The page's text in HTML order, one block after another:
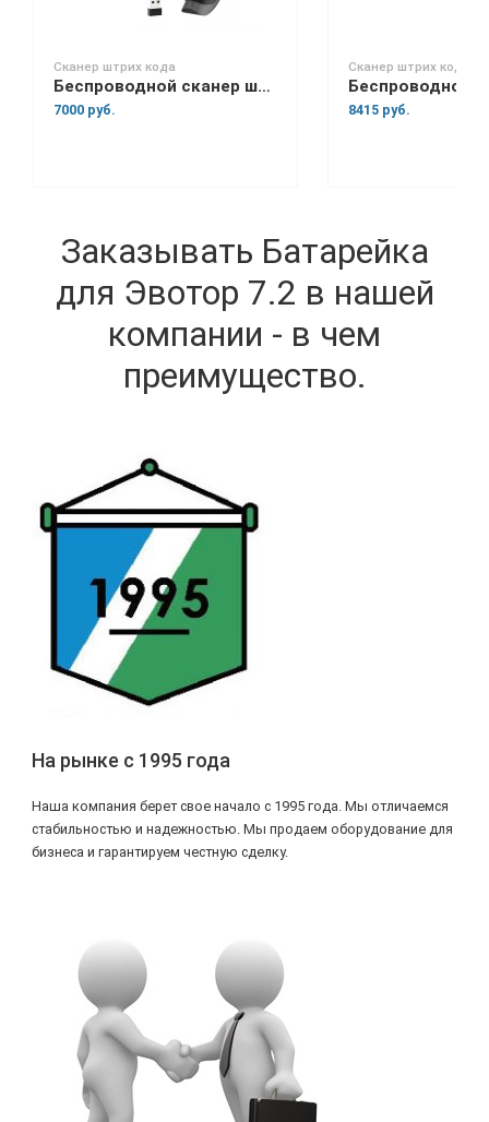
Сканер штрих кода
Беспроводной сканер штрих-кода Space Lite BT
7000 руб.
Сканер штрих кода
8415 руб.
Заказывать Батарейка
для Эвотор 7.2 в нашей
компании - в чем
преимущество.
На рынке с 1995 года
Наша компания берет свое начало с 1995 года. Мы отличаемся
стабильностью и надежностью. Мы продаем оборудование для
бизнеса и гарантируем честную сделку.